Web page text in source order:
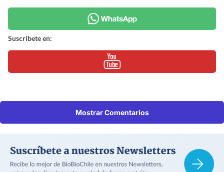
Suscríbete en:
Mostrar Comentarios